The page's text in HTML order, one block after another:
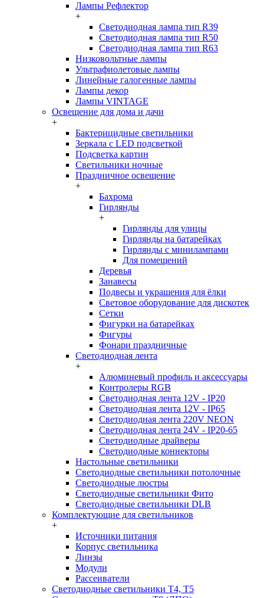
Лампы Рефлектор
+
Светодиодная лампа тип R39
Светодиодная лампа тип R50
Светодиодная лампа тип R63
Низковольтные лампы
Ультрафиолетовые лампы
Линейные галогенные лампы
Лампы декор
Лампы VINTAGE
Освещение для дома и дачи
+
Бактерицидные светильники
Зеркала с LED подсветкой
Подсветка картин
Светильники ночные
Праздничное освещение
+
Бахрома
Гирлянды
+
Гирлянды для улицы
Гирлянды на батарейках
Гирлянды с минилампами
Для помещений
Деревья
Занавесы
Подвесы и украшения для ёлки
Световое оборудование для дискотек
Сетки
Фигурки на батарейках
Фигуры
Фонари праздничные
Светодиодная лента
+
Алюминевый профиль и аксессуары
Контролеры RGB
Светодиодная лента 12V - IP20
Светодиодная лента 12V - IP65
Светодиодная лента 220V NEON
Светодиодная лента 24V - IP20-65
Светодиодные драйверы
Светодиодные коннекторы
Настольные светильники
Светодиодные светильники потолочные
Светодиодные люстры
Светодиодные светильники Фито
Светодиодные светильники DLB
Комплектующие для светильников
+
Источники питания
Корпус светильника
Линзы
Модули
Рассеиватели
Светодиодные светильники T4, T5